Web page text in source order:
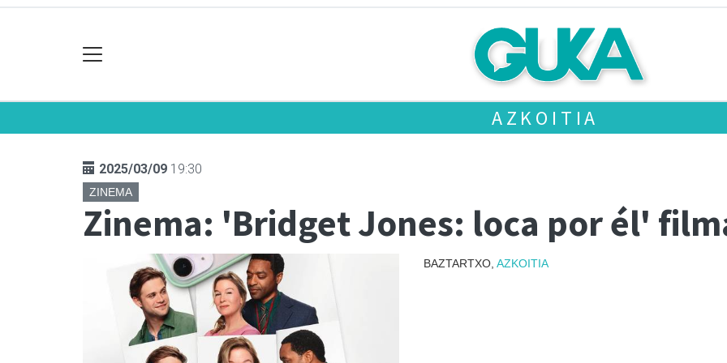
AZKOITIA
2025/03/09 19:30
ZINEMA
Zinema: 'Bridget Jones: loca por él'
BAZTARTXO, AZKOITIA